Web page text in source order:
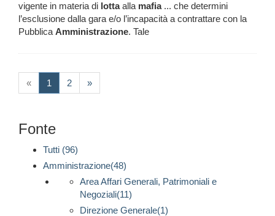
vigente in materia di lottaalla mafia... che determini
l’esclusione dalla gara e/o l’incapacità a contrattare con la
PubblicaAmministrazione. Tale
« 1 (current)
2 »
Fonte
Tutti (96)
Amministrazione(48)
Area Affari Generali, Patrimoniali e
Negoziali(11)
Direzione Generale(1)